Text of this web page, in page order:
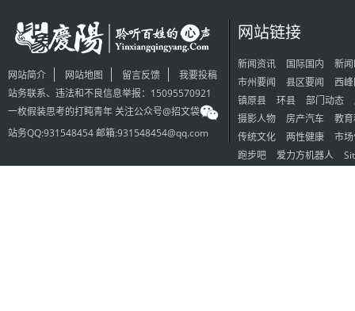
网站简介 网站地图 留言反馈
我要投稿
站务联系、违法和不良信息举报：15095570921
一枚假装思考的打盹青年 关注公众号@招文袋
站务QQ:931548454 邮箱:931548454@qq.com
网站链接
新闻资讯 国际国内
新
市州要闻
县区要闻
西
镇原县
环县 部门动态
摄影人物
房产汽车
教
传统文化
两性健康
市
跑步吧
爱力方机器人